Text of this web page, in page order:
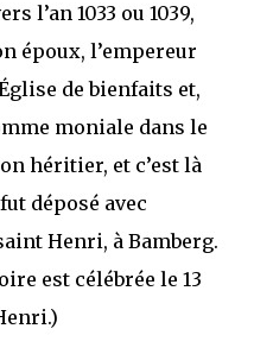
l’an 1033 ou 1039,
époux, l’empereur
de bienfaits et,
moniale dans le
héritier, et c’est là
déposé avec
Henri, à Bamberg.
est célébrée le 13